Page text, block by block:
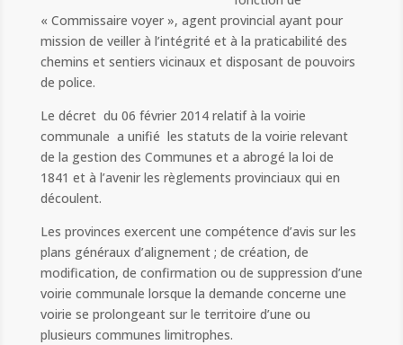
« Commissaire voyer », agent provincial ayant pour
mission de veiller à l’intégrité et à la praticabilité des
chemins et sentiers vicinaux et disposant de pouvoirs
de police.
Le décret du 06 février 2014 relatif à la voirie
communale a unifié les statuts de la voirie relevant
de la gestion des Communes et a abrogé la loi de
1841 et à l’avenir les règlements provinciaux qui en
découlent.
Les provinces exercent une compétence d’avis sur les
plans généraux d’alignement ; de création, de
modification, de confirmation ou de suppression d’une
voirie communale lorsque la demande concerne une
voirie se prolongeant sur le territoire d’une ou
plusieurs communes limitrophes.